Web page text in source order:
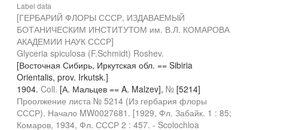
Label data
[ГЕРБАРИЙ ФЛОРЫ СССР, ИЗДАВАЕМЫЙ
БОТАНИЧЕСКИМ ИНСТИТУТОМ им. В.Л. КОМАРОВА
АКАДЕМИИ НАУК СССР]
Glyceria spiculosa (F.Schmidt) Roshev.
[Восточная Сибирь, Иркутская обл. == Sibiria
Orientalis, prov. Irkutsk.]
1904. Coll. [А. Мальцев == A. Malzev], № [5214]
Проолжение листа № 5214 (Из гербария флоры
СССР). Начало MW0027681. [1929, Фл. Забайк. 1 : 85;
Комаров, 1934, Фл. СССР 2 : 457. - Scolochloa